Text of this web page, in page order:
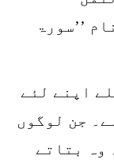
’’سورۃ
اپنے لئے
جن لوگوں
وہ بتاتے